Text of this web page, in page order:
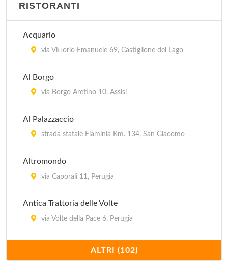
RISTORANTI
Acquario
via Vittorio Emanuele 69, Castiglione del Lago
Al Borgo
via Borgo Aretino 10, Assisi
Al Palazzaccio
strada statale Flaminia Km. 134, San Giacomo
Altromondo
via Caporali 11, Perugia
Antica Trattoria delle Volte
via Volte della Pace 6, Perugia
via S. Agata 14, Spoleto
ALTRI (102)